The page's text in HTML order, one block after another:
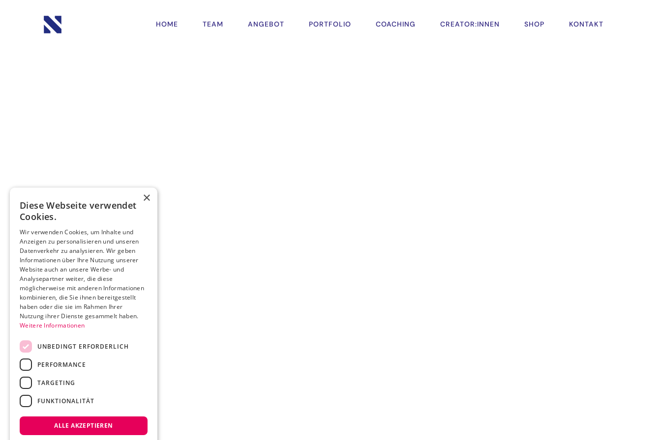
HOME TEAM ANGEBOT PORTFOLIO COACHING CREATOR:INNEN SHOP KONTAKT
×
Diese Webseite verwendet
Cookies.
Wir verwenden Cookies, um Inhalte und
Anzeigen zu personalisieren und unseren
Datenverkehr zu analysieren. Wir geben
Informationen über Ihre Nutzung unserer
Website auch an unsere Werbe- und
Analysepartner weiter, die diese
möglicherweise mit anderen Informationen
kombinieren, die Sie ihnen bereitgestellt
haben oder die sie im Rahmen Ihrer
Nutzung ihrer Dienste gesammelt haben.
Weitere Informationen
UNBEDINGT ERFORDERLICH
PERFORMANCE
TARGETING
FUNKTIONALITÄT
ALLE AKZEPTIEREN